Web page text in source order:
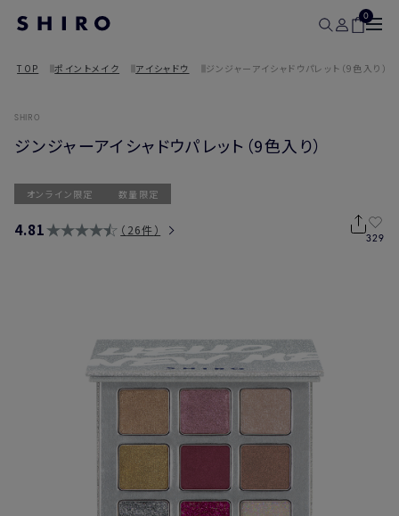
0
TOP ポイントメイク アイシャドウ ジンジャーアイシャドウパレット（9色入り）
SHIRO
ジンジャーアイシャドウパレット（9色入り）
オンライン限定 数量限定
4.81 26件
329